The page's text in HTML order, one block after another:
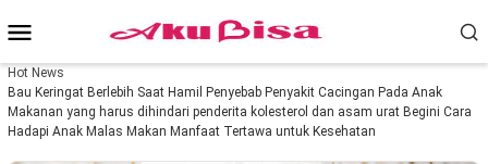
ke
Menu
Mobile
Hot News
Bau Keringat Berlebih Saat Hamil
Penyebab Penyakit Cacingan Pada Anak
Makanan yang harus dihindari penderita kolesterol dan asam urat Begini Cara
Hadapi Anak Malas Makan Manfaat Tertawa untuk Kesehatan